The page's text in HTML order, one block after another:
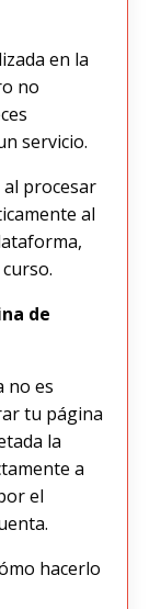
en la
no
servicio.
procesar
al
de
no es
tu página
la
a
el
hacerlo